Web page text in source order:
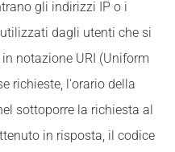
gli indirizzi IP o i
dagli utenti che si
notazione URI (Uniform
richieste, l'orario della
sottoporre la richiesta al
in risposta, il codice